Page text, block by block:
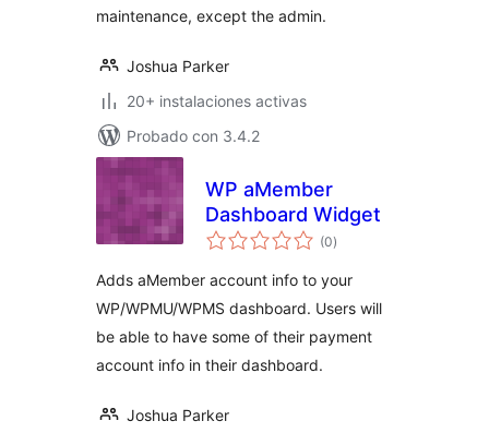
maintenance, except the admin.
Joshua Parker
20+ instalaciones activas
Probado con 3.4.2
WP aMember
Dashboard Widget
(0evaluación
total
)
Adds aMember account info to your
WP/WPMU/WPMS dashboard. Users will
be able to have some of their payment
account info in their dashboard.
Joshua Parker